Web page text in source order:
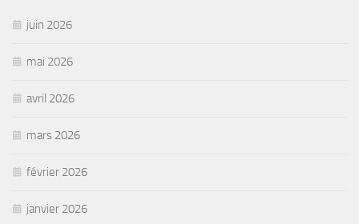
juin 2026
mai 2026
avril 2026
mars 2026
février 2026
janvier 2026